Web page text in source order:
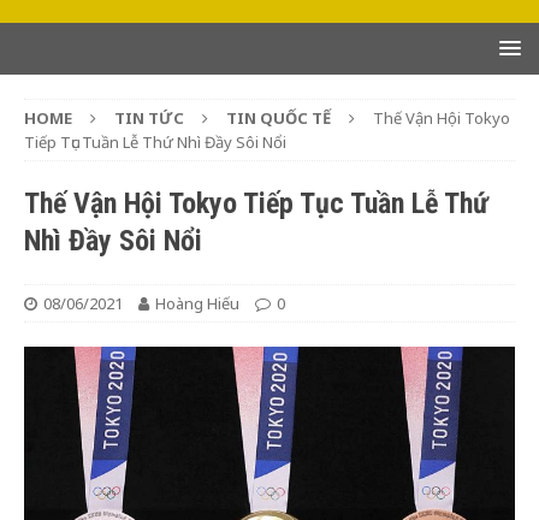
HOME TIN TỨC TIN QUỐC TẾ
Thế Vận Hội Tokyo
Tiếp Tục Tuần Lễ Thứ Nhì Đầy Sôi Nổi
Thế Vận Hội Tokyo Tiếp Tục Tuần Lễ Thứ
Nhì Đầy Sôi Nổi
08/06/2021 Hoàng Hiếu 0